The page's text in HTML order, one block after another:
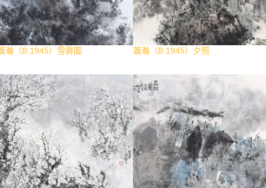
瀚（B.1945）雪霽圖 蕭瀚（B.1945）夕照